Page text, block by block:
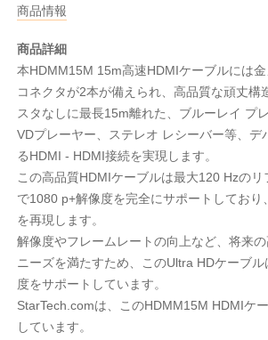
商品情報
商品詳細
本HDMM15M 15m高速HDMIケーブルには
コネクタが2本が備えられ、高品質な頑丈構
スタなしに最長15m離れた、ブルーレイ プ
VDプレーヤー、ステレオ レシーバー等、デ
るHDMI - HDMI接続を実現します。
この高品質HDMIケーブルは最大120 Hzのリ
で1080 p+解像度を完全にサポートしており
を再現します。
解像度やフレームレートの向上など、将来
ニーズを満たすため、このUltra HDケーブ
度をサポートしています。
StarTech.comは、このHDMM15M HDMIケ
しています。